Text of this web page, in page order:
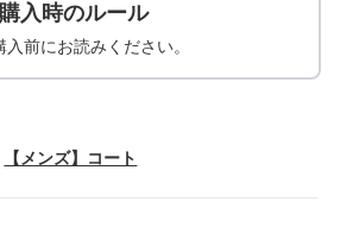
購入時のルール
入前にお読みください。
【メンズ】コート